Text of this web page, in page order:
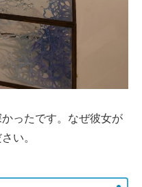
ったです。なぜ彼女が
い。